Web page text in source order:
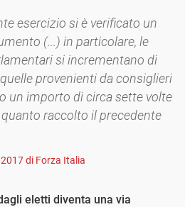
esercizio si è verificato un
(...) in particolare, le
si incrementano di
provenienti da consiglieri
un importo di circa sette volte
raccolto il precedente
di Forza Italia
eletti diventa una via